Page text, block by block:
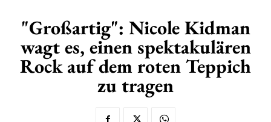
"Großartig": Nicole Kidman
wagt es, einen spektakulären
Rock auf dem roten Teppich
zu tragen